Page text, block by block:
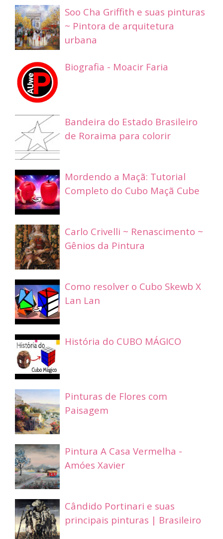
Soo Cha Griffith e suas pinturas
~ Pintora de arquitetura
urbana
Biografia - Moacir Faria
Bandeira do Estado Brasileiro
de Roraima para colorir
Mordendo a Maçã: Tutorial
Completo do Cubo Maçã Cube
Carlo Crivelli ~ Renascimento ~
Gênios da Pintura
Como resolver o Cubo Skewb X
Lan Lan
História do CUBO MÁGICO
Pinturas de Flores com
Paisagem
Pintura A Casa Vermelha -
Amóes Xavier
Cândido Portinari e suas
principais pinturas | Brasileiro